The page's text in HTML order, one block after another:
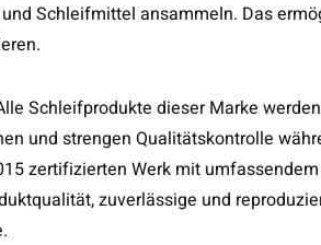
Schleifmittel ansammeln. Das
Schleifprodukte dieser Marke werden
und strengen Qualitätskontrolle
zertifizierten Werk mit umfassendem
zuverlässige und